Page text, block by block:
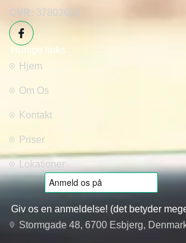
CVR: 37803626
Hurtige links
Hjem
Om Os
Kontakt
Priser
Lokationer
Giv os en anmeldelse! (det betyder
Stormgade 48, 6700 Esbjerg,